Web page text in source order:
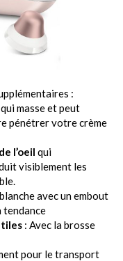
:
qui masse et peut
pénétrer votre crème
l’oeil qui
visiblement les
avec un embout
tendance
: Avec la brosse
pour le transport